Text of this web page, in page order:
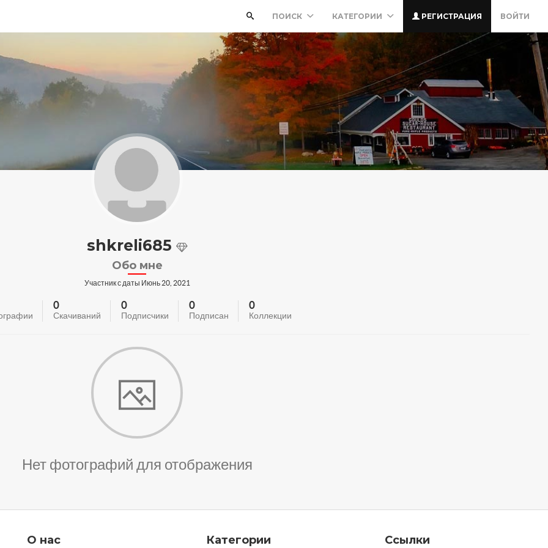
ПОИСК КАТЕГОРИИ РЕГИСТРАЦИЯ ВОЙТИ
shkreli685
Обо мне
Участник с даты Июнь 20, 2021
0
Скачиваний
0
Подписчики
0
Подписан
0
Коллекции
Нет фотографий для отображения
О нас Категории Ссылки